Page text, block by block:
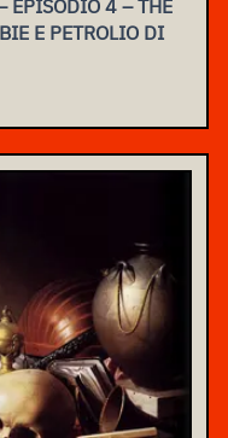
EPISODIO 4 – THE
E PETROLIO DI